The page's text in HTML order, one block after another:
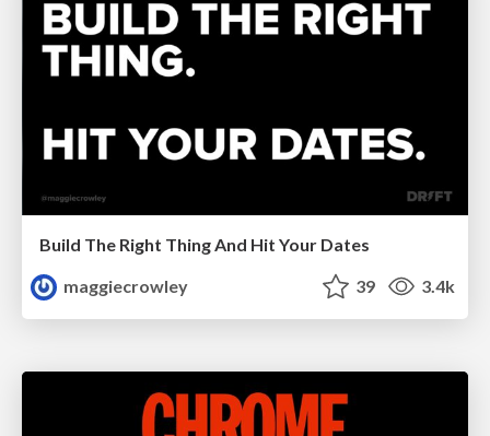
Build The Right Thing And Hit Your Dates
maggiecrowley
39 3.4k